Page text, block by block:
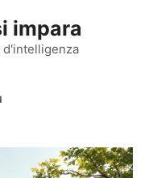
impara
d'intelligenza